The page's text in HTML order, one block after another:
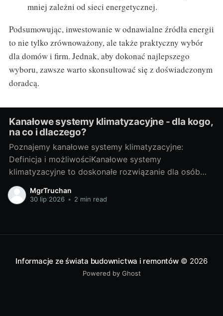
mniej zależni od sieci energetycznej.
Podsumowując, inwestowanie w odnawialne źródła energii
to nie tylko zrównoważony, ale także praktyczny wybór
dla domów i firm. Jednak, aby dokonać najlepszego
wyboru, zawsze warto skonsultować się z doświadczonym
doradcą.
Kanałowe systemy klimatyzacyjne - dla kogo,
na co i dlaczego?
Poznajemy kanałowe systemy klimatyzacyjne:
Definicja i możliwościKanałowe systemy
klimatyzacyjne to doskonałe rozwiązanie dla osób
pragnących cieszyć się przyjemnym chłodem
podczas upalnych dni. Ich działanie opiera się na
systemu kanałów prowadzących do poszczególnych
klimatyzowanie
MgrTruchan
30 lip 2026 • 2 min read
Informacje ze świata budownictwa i remontów© 2026
Powered by Ghost